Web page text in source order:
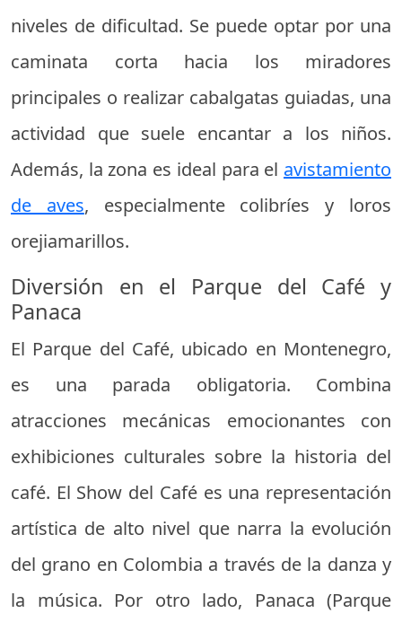
niveles de dificultad. Se puede optar por una
caminata corta hacia los miradores
principales o realizar cabalgatas guiadas, una
actividad que suele encantar a los niños.
Además, la zona es ideal para el avistamiento
de aves, especialmente colibríes y loros
orejiamarillos.
Diversión en el Parque del Café y
Panaca
El Parque del Café, ubicado en Montenegro,
es una parada obligatoria. Combina
atracciones mecánicas emocionantes con
exhibiciones culturales sobre la historia del
café. El Show del Café es una representación
artística de alto nivel que narra la evolución
del grano en Colombia a través de la danza y
la música. Por otro lado, Panaca (Parque